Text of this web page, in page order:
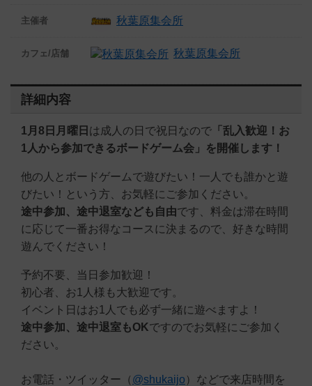
主催者 秋葉原集会所
カフェ/店舗 秋葉原集会所
詳細内容
1月8日月曜日 は成人の日で祝日なので 「乱入歓迎！お
1人から参加できるボードゲーム会」を開催します ！
他の人とボードゲームで遊びたい！一人でも誰かと遊
びたい！という方、お気軽にご参加ください。
途中参加、途中退室なども自由です、料金は滞在時間
に応じて一番お得なコースに決まるので、好きな時間
遊んでください！
予約不要、当日参加歓迎！
初心者、お1人様も大歓迎です。
イベント日はお1人でも必ず一緒に遊べますよ！
途中参加、途中退室もOKですのでお気軽にご参加く
ださい。
お電話・ツイッター（ @shukaijo ）などで来店時間を